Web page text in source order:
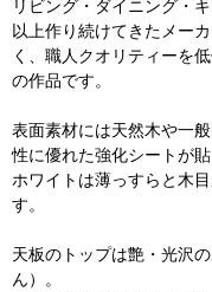
リビング・ダイニング・
以上作り続けてきたメー
く、職人クオリティーを
の作品です。
表面素材には天然木や一
性に優れた強化シートが貼
ホワイトは薄っすらと木
す。
天板のトップは艶・光沢
ん）。